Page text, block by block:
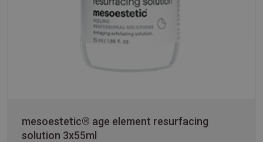
mesoestetic® age element resurfacing
solution 3x55ml